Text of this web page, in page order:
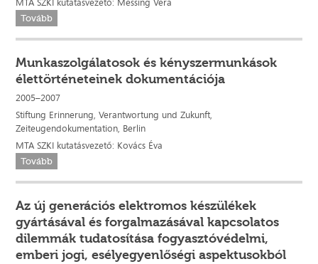
Tovább
Munkaszolgálatosok és kényszermunkások
élettörténeteinek dokumentációja
2005–2007
Stiftung Erinnerung, Verantwortung und Zukunft,
Zeiteugendokumentation, Berlin
MTA SZKI kutatásvezető: Kovács Éva
Tovább
Az új generációs elektromos készülékek
gyártásával és forgalmazásával kapcsolatos
dilemmák tudatosítása fogyasztóvédelmi,
emberi jogi, esélyegyenlőségi aspektusokból